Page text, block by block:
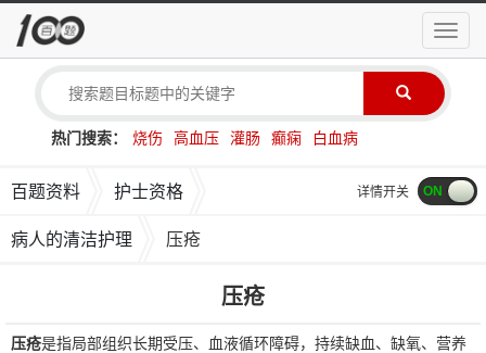
导
航
热门搜索： 烧伤 高血压 灌肠 癫痫 白血病
百题资料 护士资格 详情开关
病人的清洁护理 压疮
压疮
压疮是指局部组织长期受压、血液循环障碍，持续缺血、缺氧、营养